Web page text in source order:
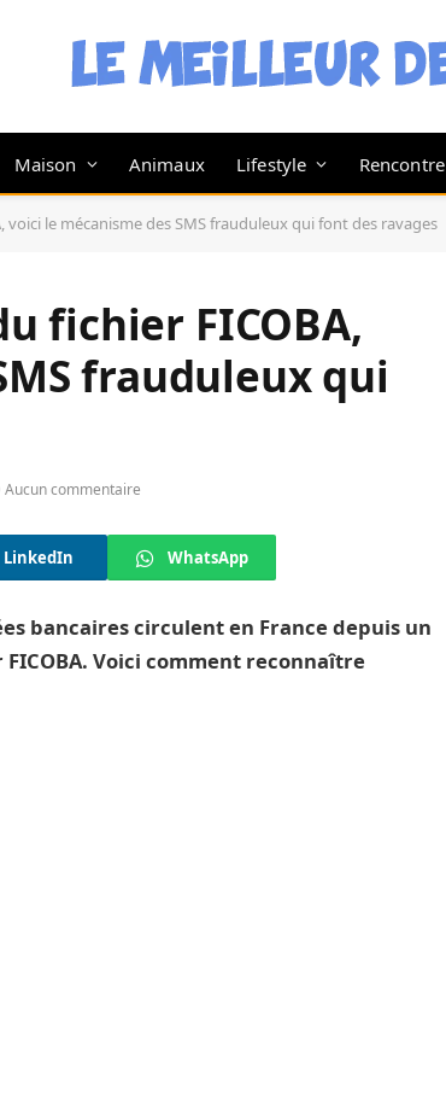
Maison Animaux Lifestyle Rencontre
voici le mécanisme des SMS frauduleux qui font des ravages
fichier FICOBA,
frauduleux qui
Aucun commentaire
LinkedIn WhatsApp
bancaires circulent en France depuis un
Voici comment reconnaître